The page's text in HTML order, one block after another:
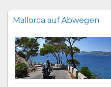
Mallorca auf Abwegen